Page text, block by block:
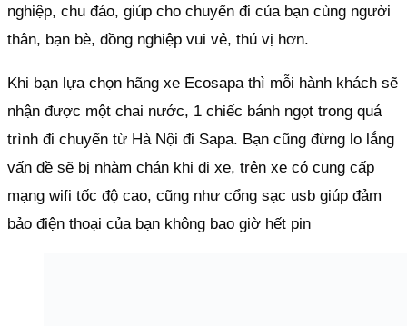
nghiệp, chu đáo, giúp cho chuyến đi của bạn cùng người
thân, bạn bè, đồng nghiệp vui vẻ, thú vị hơn.
Khi bạn lựa chọn hãng xe Ecosapa thì mỗi hành khách sẽ
nhận được một chai nước, 1 chiếc bánh ngọt trong quá
trình đi chuyển từ Hà Nội đi Sapa. Bạn cũng đừng lo lắng
vấn đề sẽ bị nhàm chán khi đi xe, trên xe có cung cấp
mạng wifi tốc độ cao, cũng như cổng sạc usb giúp đảm
bảo điện thoại của bạn không bao giờ hết pin